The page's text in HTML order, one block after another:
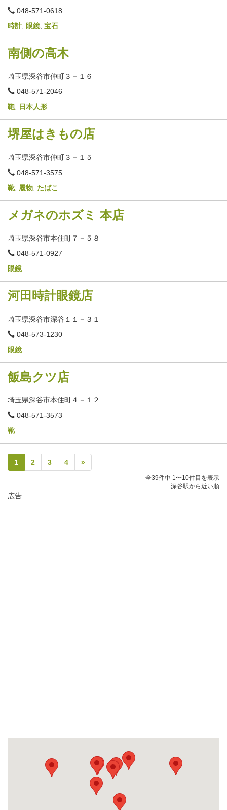
電
番
号
048-571-0618
時計, 眼鏡, 宝石
南側の高木
埼玉県深谷市仲町３－１６
電
番
号
048-571-2046
鞄, 日本人形
堺屋はきもの店
埼玉県深谷市仲町３－１５
電
番
号
048-571-3575
靴, 履物 たばこ
メガネのホズミ 本店
埼玉県深谷市本住町７－５８
電
番
号
048-571-0927
眼鏡
河田時計眼鏡店
埼玉県深谷市深谷１１－３１
電
番
号
048-573-1230
眼鏡
飯島クツ店
埼玉県深谷市本住町４－１２
電
番
号
048-571-3573
靴
1 2 3 4 »
全39件中 1〜10件目を表示
深谷駅から近い順
広告